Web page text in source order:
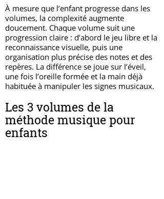
À mesure que l’enfant progresse dans les
volumes, la complexité augmente
doucement. Chaque volume suit une
progression claire : d’abord le jeu libre et la
reconnaissance visuelle, puis une
organisation plus précise des notes et des
repères. La différence se joue sur l’éveil,
une fois l’oreille formée et la main déjà
habituée à manipuler les signes musicaux.
Les 3 volumes de la
méthode musique pour
enfants